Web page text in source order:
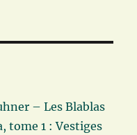
– Les Blablas
tome 1 : Vestiges